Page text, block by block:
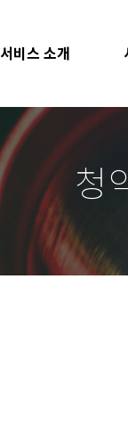
서비스 소개
청